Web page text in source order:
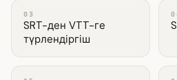
03
SRT-ден VTT-ге
түрлендіргіш